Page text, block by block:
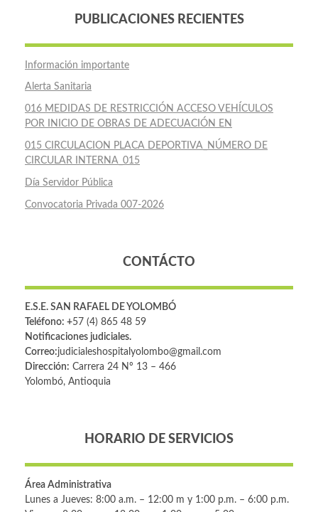
PUBLICACIONES RECIENTES
Información importante
Alerta Sanitaria
016 MEDIDAS DE RESTRICCIÓN ACCESO VEHÍCULOS
POR INICIO DE OBRAS DE ADECUACIÓN EN
015 CIRCULACION PLACA DEPORTIVA_NÚMERO DE
CIRCULAR INTERNA_015
Día Servidor Pública
Convocatoria Privada 007-2026
CONTÁCTO
E.S.E. SAN RAFAEL DE YOLOMBÓ
Teléfono: +57 (4) 865 48 59
Notificaciones judiciales.
Correo:judicialeshospitalyolombo@gmail.com
Dirección: Carrera 24 Nº 13 – 466
Yolombó, Antioquia
HORARIO DE SERVICIOS
Área Administrativa
Lunes a Jueves: 8:00 a.m. – 12:00 m y 1:00 p.m. – 6:00 p.m.